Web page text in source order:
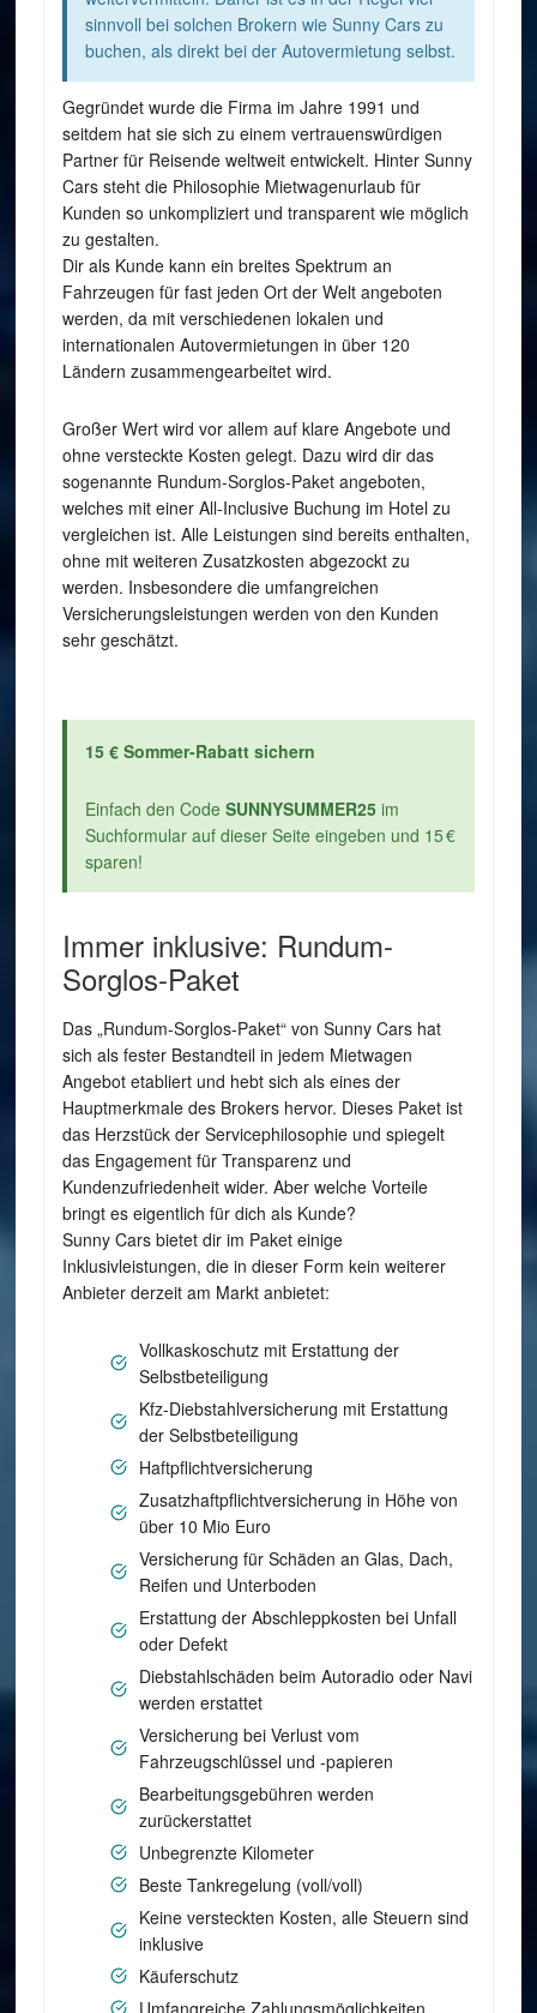
sinnvoll bei solchen Brokern wie Sunny Cars zu
buchen, als direkt bei der Autovermietung selbst.
Gegründet wurde die Firma im Jahre 1991 und
seitdem hat sie sich zu einem vertrauenswürdigen
Partner für Reisende weltweit entwickelt. Hinter Sunny
Cars steht die Philosophie Mietwagenurlaub für
Kunden so unkompliziert und transparent wie möglich
zu gestalten.
Dir als Kunde kann ein breites Spektrum an
Fahrzeugen für fast jeden Ort der Welt angeboten
werden, da mit verschiedenen lokalen und
internationalen Autovermietungen in über 120
Ländern zusammengearbeitet wird.
Großer Wert wird vor allem auf klare Angebote und
ohne versteckte Kosten gelegt. Dazu wird dir das
sogenannte Rundum-Sorglos-Paket angeboten,
welches mit einer All-Inclusive Buchung im Hotel zu
vergleichen ist. Alle Leistungen sind bereits enthalten,
ohne mit weiteren Zusatzkosten abgezockt zu
werden. Insbesondere die umfangreichen
Versicherungsleistungen werden von den Kunden
sehr geschätzt.
15 € Sommer-Rabatt sichern
Einfach den Code SUNNYSUMMER25im
Suchformular auf dieser Seite eingeben und 15 €
sparen!
Immer inklusive: Rundum-
Sorglos-Paket
Das „Rundum-Sorglos-Paket“ von Sunny Cars hat
sich als fester Bestandteil in jedem Mietwagen
Angebot etabliert und hebt sich als eines der
Hauptmerkmale des Brokers hervor. Dieses Paket ist
das Herzstück der Servicephilosophie und spiegelt
das Engagement für Transparenz und
Kundenzufriedenheit wider. Aber welche Vorteile
bringt es eigentlich für dich als Kunde?
Sunny Cars bietet dir im Paket einige
Inklusivleistungen, die in dieser Form kein weiterer
Anbieter derzeit am Markt anbietet:
Vollkaskoschutz mit Erstattung der
Selbstbeteiligung
Kfz-Diebstahlversicherung mit Erstattung
der Selbstbeteiligung
Haftpflichtversicherung
Zusatzhaftpflichtversicherung in Höhe von
über 10 Mio Euro
Versicherung für Schäden an Glas, Dach,
Reifen und Unterboden
Erstattung der Abschleppkosten bei Unfall
oder Defekt
Diebstahlschäden beim Autoradio oder Navi
werden erstattet
Versicherung bei Verlust vom
Fahrzeugschlüssel und -papieren
Bearbeitungsgebühren werden
zurückerstattet
Unbegrenzte Kilometer
Beste Tankregelung (voll/voll)
Keine versteckten Kosten, alle Steuern sind
inklusive
Käuferschutz